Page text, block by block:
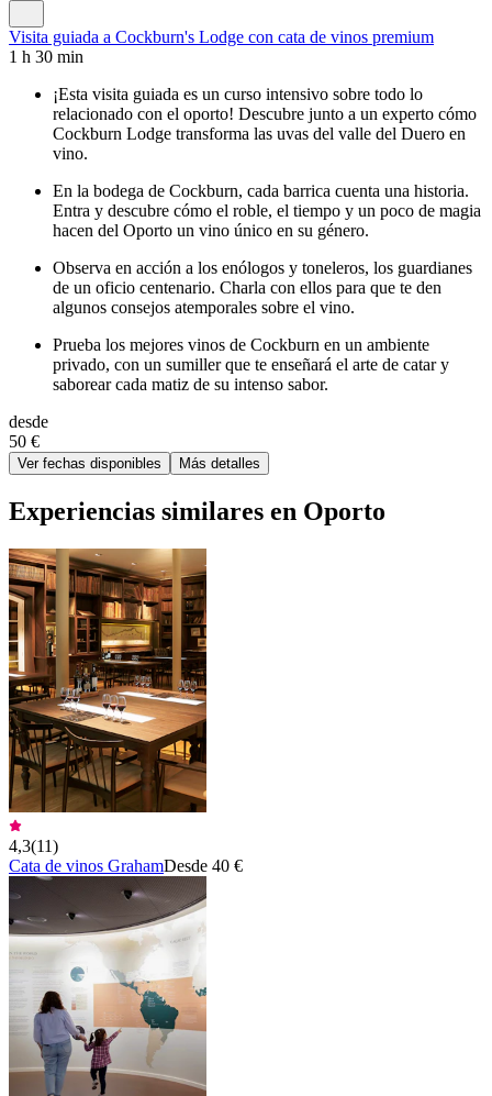
Visita guiada a Cockburn's Lodge con cata de vinos premium
1 h 30 min
¡Esta visita guiada es un curso intensivo sobre todo lo
relacionado con el oporto! Descubre junto a un experto cómo
Cockburn Lodge transforma las uvas del valle del Duero en
vino.
En la bodega de Cockburn, cada barrica cuenta una historia.
Entra y descubre cómo el roble, el tiempo y un poco de magia
hacen del Oporto un vino único en su género.
Observa en acción a los enólogos y toneleros, los guardianes
de un oficio centenario. Charla con ellos para que te den
algunos consejos atemporales sobre el vino.
Prueba los mejores vinos de Cockburn en un ambiente
privado, con un sumiller que te enseñará el arte de catar y
saborear cada matiz de su intenso sabor.
desde
50 €
Ver fechas disponibles Más detalles
Experiencias similares en Oporto
4,3(11)
Cata de vinos GrahamDesde 40 €